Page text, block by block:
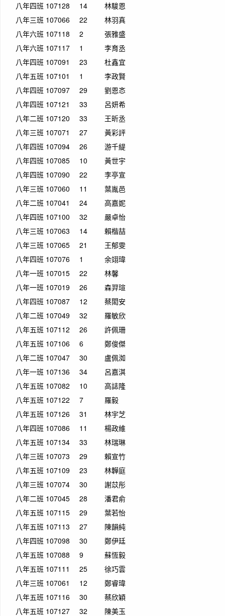
八年四班 107128 14
林駿恩
八年三班 107066 22
林羽真
八年六班 107118 2
張雅盛
八年六班 107117 1
李育丞
八年四班 107091 23
杜鑫宜
八年五班 107101 1
李政賢
八年四班 107097 29
劉恩忞
八年四班 107121 33
呂妍希
八年二班 107120 33
王昕丞
八年三班 107071 27
黃彩評
八年四班 107094 26
游千緹
八年四班 107085 10
黃世宇
八年四班 107090 22
李亭宣
八年三班 107060 11
葉胤邑
八年二班 107041 24
高嘉妮
八年四班 107100 32
嚴卓怡
八年三班 107063 14
賴楷喆
八年三班 107065 21
王郁雯
八年四班 107076 1
余翊瑋
八年一班 107015 22
林馨
八年一班 107019 26
森羿瑄
八年四班 107087 12
蔡閎安
八年二班 107049 32
羅敏欣
八年五班 107112 26
許佩珊
八年五班 107106 6
鄭俊傑
八年二班 107047 30
盧佩洳
八年一班 107136 34
呂嘉淇
八年五班 107082 10
高誌隆
八年五班 107122 7
羅毅
八年五班 107126 31
林宇芝
八年四班 107086 11
楊政維
八年五班 107134 33
林瑞琳
八年三班 107073 29
賴宣竹
八年五班 107109 23
林韡庭
八年三班 107074 30
謝苡彤
八年二班 107045 28
潘君俞
八年五班 107115 29
葉若怡
八年五班 107113 27
陳韻純
八年四班 107098 30
鄭伊廷
八年五班 107088 9
蘇恆毅
八年五班 107111 25
徐巧雲
八年三班 107061 12
鄭睿瑋
八年五班 107116 30
蔡欣穎
八年五班 107127 32 陳美玉